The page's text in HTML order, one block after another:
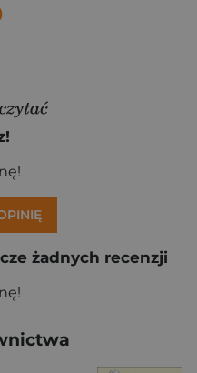
żadnych recenzji